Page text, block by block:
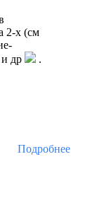
2-х (см
др
.
Подробнее